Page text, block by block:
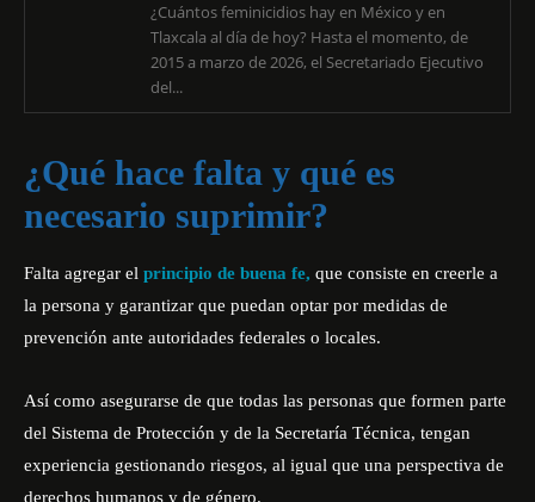
¿Cuántos feminicidios hay en México y en
Tlaxcala al día de hoy? Hasta el momento, de
2015 a marzo de 2026, el Secretariado Ejecutivo
del...
¿Qué hace falta y qué es
necesario suprimir?
Falta agregar el principio de buena fe, que consiste en creerle a
la persona y garantizar que puedan optar por medidas de
prevención ante autoridades federales o locales.
Así como asegurarse de que todas las personas que formen parte
del Sistema de Protección y de la Secretaría Técnica, tengan
experiencia gestionando riesgos, al igual que una perspectiva de
derechos humanos y de género.